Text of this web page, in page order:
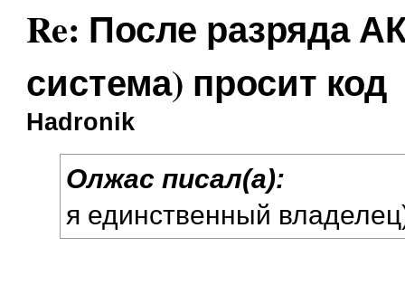
Re: После разряда
система) просит код
Hadronik
Олжас писал(а):
я единственный